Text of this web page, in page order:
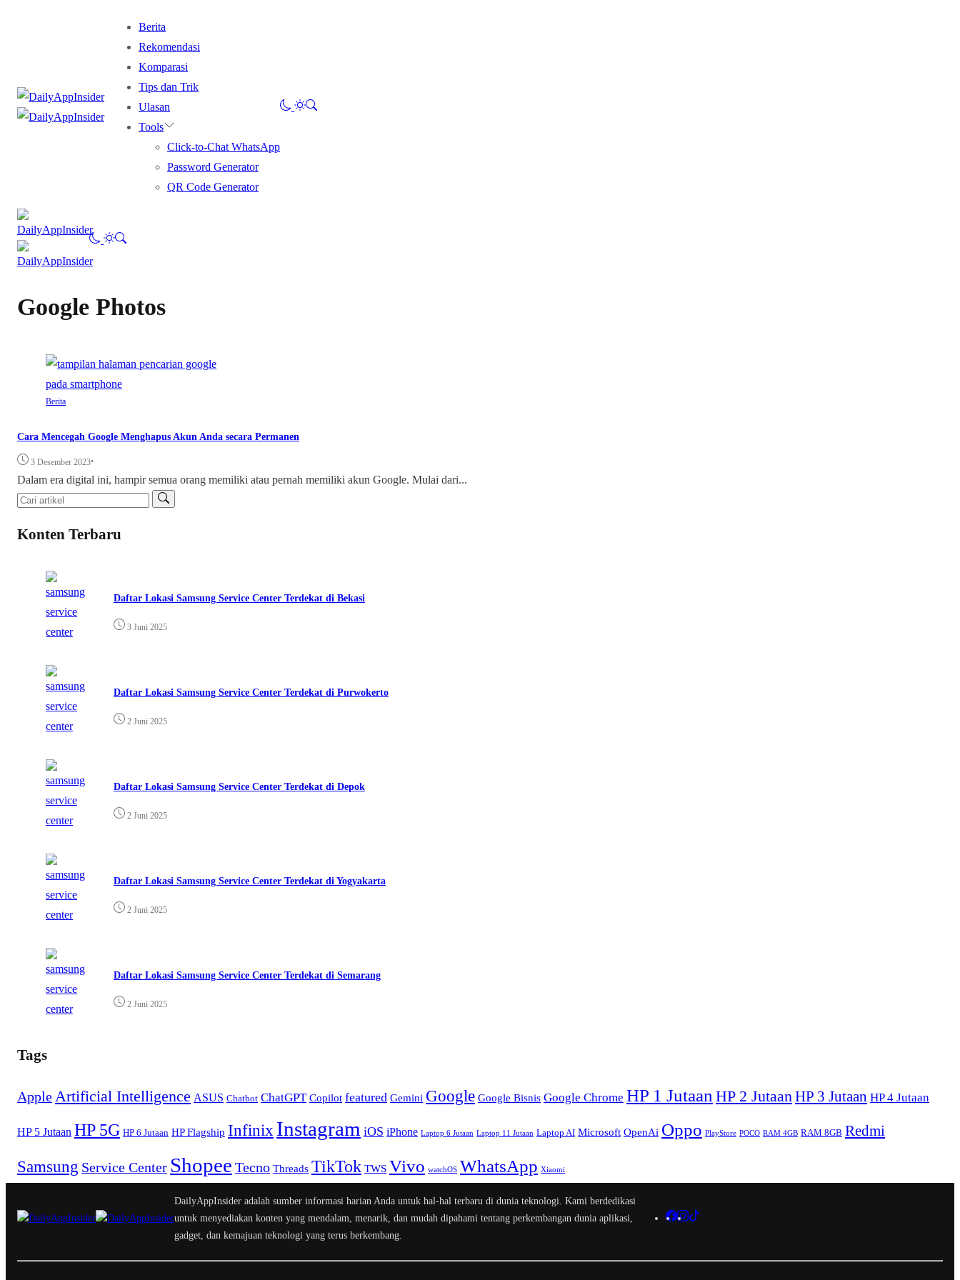
Berita
Rekomendasi
Komparasi
Tips dan Trik
Ulasan
Tools
Click-to-Chat WhatsApp
Password Generator
QR Code Generator
Google Photos
Berita
Cara Mencegah Google Menghapus Akun Anda secara Permanen
3 Desember 2023•
Dalam era digital ini, hampir semua orang memiliki atau pernah memiliki akun Google. Mulai dari...
Konten Terbaru
Daftar Lokasi Samsung Service Center Terdekat di Bekasi
3 Juni 2025
Daftar Lokasi Samsung Service Center Terdekat di Purwokerto
2 Juni 2025
Daftar Lokasi Samsung Service Center Terdekat di Depok
2 Juni 2025
Daftar Lokasi Samsung Service Center Terdekat di Yogyakarta
2 Juni 2025
Daftar Lokasi Samsung Service Center Terdekat di Semarang
2 Juni 2025
Tags
AppleArtificial Intelligence ASUS Chatbot ChatGPT Copilot featured Gemini Google Google Bisnis Google Chrome HP 1 Jutaan HP 2 JutaanHP 3 Jutaan HP 4 Jutaan
HP 5 Jutaan HP 5G HP 6 Jutaan HP Flagship InfinixInstagram iOS iPhone Laptop 6 Jutaan Laptop 11 Jutaan Laptop AI Microsoft OpenAi Oppo PlayStore POCO RAM 4GB RAM 8GB Redmi
Samsung Service Center Shopee Tecno Threads TikTok TWS Vivo watchOS WhatsApp Xiaomi
DailyAppInsider adalah sumber informasi harian Anda untuk hal-hal terbaru di dunia teknologi. Kami berdedikasi
untuk menyediakan konten yang mendalam, menarik, dan mudah dipahami tentang perkembangan dunia aplikasi,
gadget, dan kemajuan teknologi yang terus berkembang.